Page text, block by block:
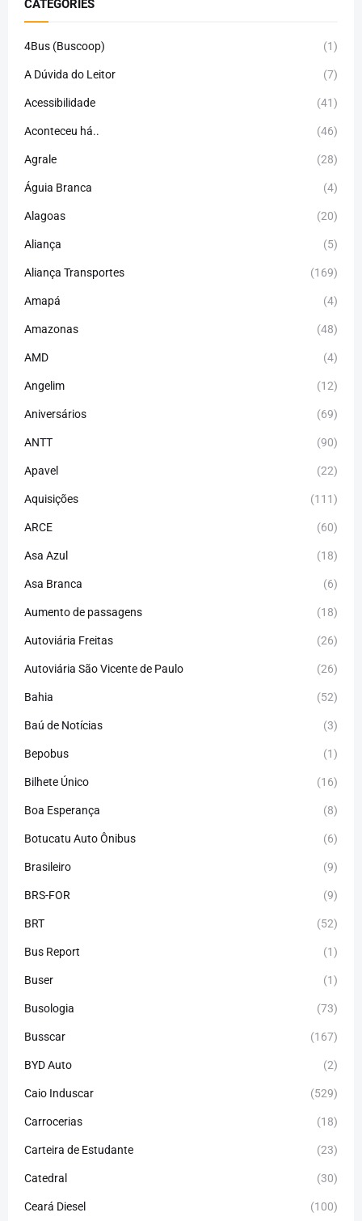
CATEGORIES
4Bus (Buscoop) (1)
A Dúvida do Leitor (7)
Acessibilidade (41)
Aconteceu há.. (46)
Agrale (28)
Águia Branca (4)
Alagoas (20)
Aliança (5)
Aliança Transportes (169)
Amapá (4)
Amazonas (48)
AMD (4)
Angelim (12)
Aniversários (69)
ANTT (90)
Apavel (22)
Aquisições (111)
ARCE (60)
Asa Azul (18)
Asa Branca (6)
Aumento de passagens (18)
Autoviária Freitas (26)
Autoviária São Vicente de Paulo (26)
Bahia (52)
Baú de Notícias (3)
Bepobus (1)
Bilhete Único (16)
Boa Esperança (8)
Botucatu Auto Ônibus (6)
Brasileiro (9)
BRS-FOR (9)
BRT (52)
Bus Report (1)
Buser (1)
Busologia (73)
Busscar (167)
BYD Auto (2)
Caio Induscar (529)
Carrocerias (18)
Carteira de Estudante (23)
Catedral (30)
Ceará Diesel (100)